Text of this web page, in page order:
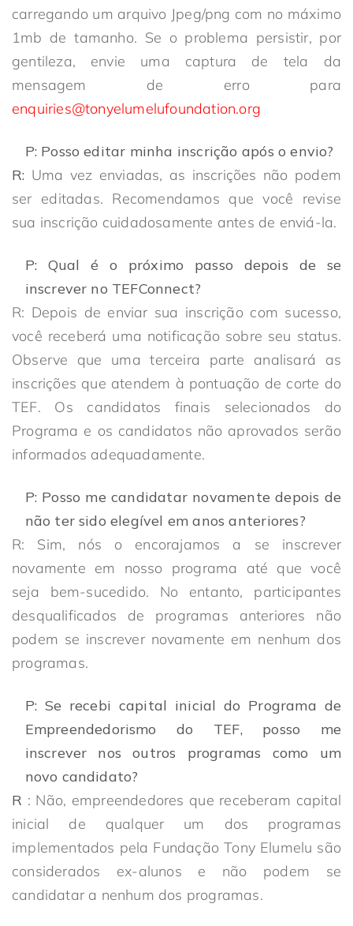
carregando um arquivo Jpeg/png com no máximo
1mb de tamanho. Se o problema persistir, por
gentileza, envie uma captura de tela da
mensagem de erro para
enquiries@tonyelumelufoundation.org
P: Posso editar minha inscrição após o envio?
R: Uma vez enviadas, as inscrições não podem
ser editadas. Recomendamos que você revise
sua inscrição cuidadosamente antes de enviá-la.
P: Qual é o próximo passo depois de se
inscrever no TEFConnect?
R: Depois de enviar sua inscrição com sucesso,
você receberá uma notificação sobre seu status.
Observe que uma terceira parte analisará as
inscrições que atendem à pontuação de corte do
TEF. Os candidatos finais selecionados do
Programa e os candidatos não aprovados serão
informados adequadamente.
P: Posso me candidatar novamente depois de
não ter sido elegível em anos anteriores?
R: Sim, nós o encorajamos a se inscrever
novamente em nosso programa até que você
seja bem-sucedido. No entanto, participantes
desqualificados de programas anteriores não
podem se inscrever novamente em nenhum dos
programas.
P: Se recebi capital inicial do Programa de
Empreendedorismo do TEF, posso me
inscrever nos outros programas como um
novo candidato?
R : Não, empreendedores que receberam capital
inicial de qualquer um dos programas
implementados pela Fundação Tony Elumelu são
considerados ex-alunos e não podem se
candidatar a nenhum dos programas.